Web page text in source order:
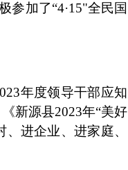
参加了“4·15"全民国
年度领导干部应知
新源县2023年“美好
进企业、进家庭、